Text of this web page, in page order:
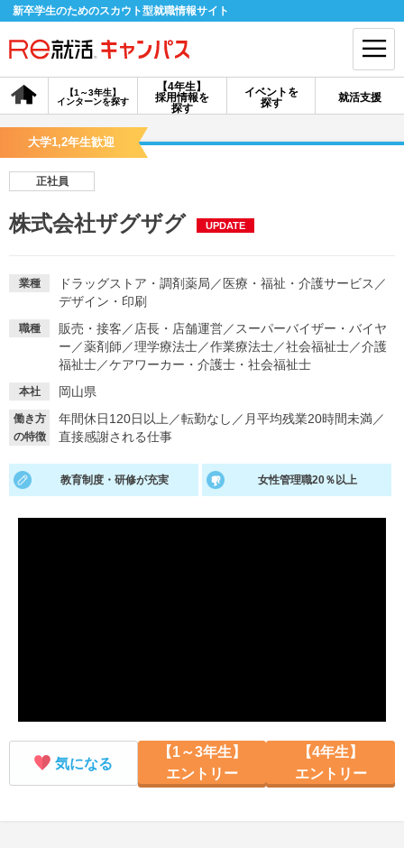
新卒学生のためのスカウト型就職情報サイト
【4年生】
採用情報を
探す
【1～3年生】
インターンを探す
イベントを
探す
就活支援
会員登録 ログイン
探す
イベントを探す スカウト お知らせ
就活ノウハウ・サポート
就活支援
就活ノウハウが満載！ お役立ち記事・相談室など
大学1,2年生歓迎
正社員
株式会社ザグザグ UPDATE
業種 ドラッグストア・調剤薬局 ／ 医療・福祉・介護サービス ／
デザイン・印刷
職種 販売・接客 ／ 店長・店舗運営／ スーパーバイザー・バイヤ
ー ／薬剤師 ／理学療法士／作業療法士／社会福祉士／介護
福祉士／ケアワーカー・介護士・社会福祉士
本社 岡山県
働き方
の特徴
年間休日120日以上 ／転勤なし ／ 月平均残業20時間未満／
直接感謝される仕事
教育制度・研修が充実 女性管理職20％以上
気になる
【1～3年生】
エントリー
【4年生】
エントリー